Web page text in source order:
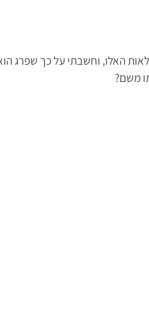
האלו, וחשבתי על כך שפרג
משם?